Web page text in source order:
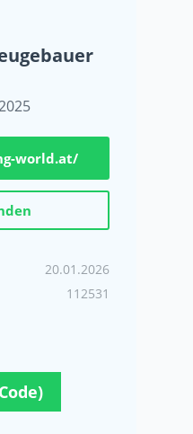
world.at/
20.01.2026
112531